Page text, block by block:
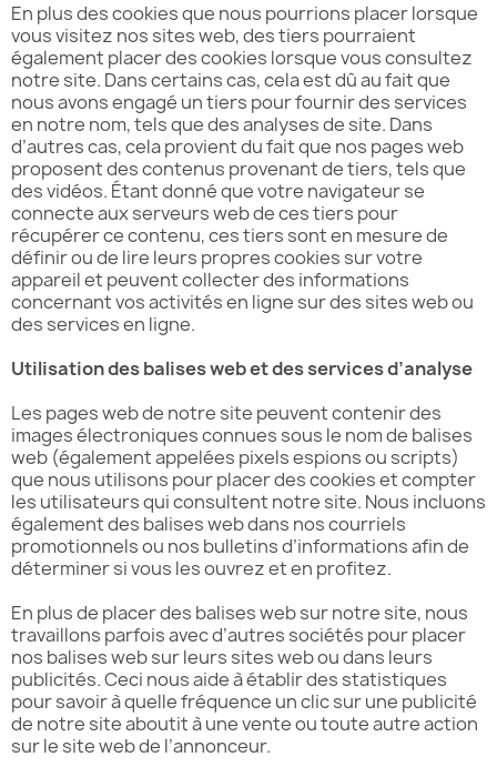
En plus des cookies que nous pourrions placer lorsque
vous visitez nos sites web, des tiers pourraient
également placer des cookies lorsque vous consultez
notre site. Dans certains cas, cela est dû au fait que
nous avons engagé un tiers pour fournir des services
en notre nom, tels que des analyses de site. Dans
d’autres cas, cela provient du fait que nos pages web
proposent des contenus provenant de tiers, tels que
des vidéos. Étant donné que votre navigateur se
connecte aux serveurs web de ces tiers pour
récupérer ce contenu, ces tiers sont en mesure de
définir ou de lire leurs propres cookies sur votre
appareil et peuvent collecter des informations
concernant vos activités en ligne sur des sites web ou
des services en ligne.
Utilisation des balises web et des services d’analyse
Les pages web de notre site peuvent contenir des
images électroniques connues sous le nom de balises
web (également appelées pixels espions ou scripts)
que nous utilisons pour placer des cookies et compter
les utilisateurs qui consultent notre site. Nous incluons
également des balises web dans nos courriels
promotionnels ou nos bulletins d’informations afin de
déterminer si vous les ouvrez et en profitez.
En plus de placer des balises web sur notre site, nous
travaillons parfois avec d’autres sociétés pour placer
nos balises web sur leurs sites web ou dans leurs
publicités. Ceci nous aide à établir des statistiques
pour savoir à quelle fréquence un clic sur une publicité
de notre site aboutit à une vente ou toute autre action
sur le site web de l’annonceur.